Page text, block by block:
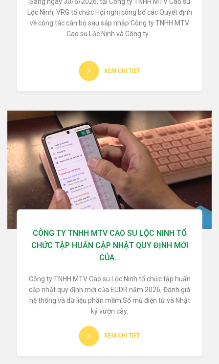
Sáng ngày 30/6/2026, tại Công ty TNHH MTV Cao su
Lộc Ninh, VRG tổ chức Hội nghị công bố các Quyết định
về công tác cán bộ sau sáp nhập Công ty TNHH MTV
Cao su Lộc Ninh và Công ty...
XEM CHI TIẾT
CÔNG TY TNHH MTV CAO SU LỘC NINH TỔ
CHỨC TẬP HUẤN CẬP NHẬT QUY ĐỊNH MỚI
CỦA...
Công ty TNHH MTV Cao su Lộc Ninh tổ chức tập huấn
cập nhật quy định mới của EUDR năm 2026, Đánh giá
hệ thống và dữ liệu phần mềm Sổ mủ điện tử và Nhật
ký vườn cây.
XEM CHI TIẾT